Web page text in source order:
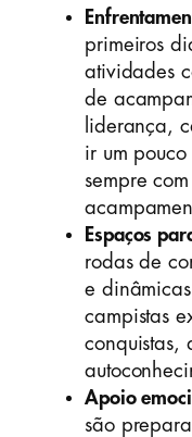
primeiros
atividades
de
liderança,
ir um
sempre
Espaços
rodas de
e
campistas
conquistas,
Apoio
são